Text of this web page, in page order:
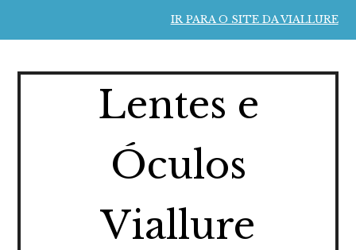
IR PARA O SITE DA VIALLURE
Lentes e
Óculos
Viallure